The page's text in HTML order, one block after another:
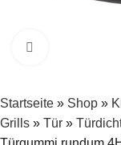
Startseite » Shop »
Grills » Tür »